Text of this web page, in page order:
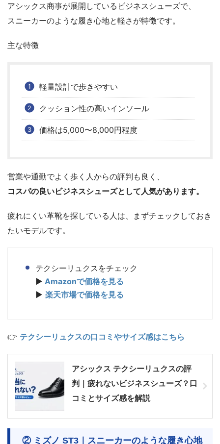
アシックス商事が展開しているビジネスシューズで、
スニーカーのような履き心地と軽さが特徴です。
主な特徴
軽量設計で歩きやすい
クッション性の高いインソール
価格は5,000〜8,000円程度
営業や通勤でよく歩く人からの評判も良く、
コスパの良いビジネスシューズとして人気があります。
疲れにくい革靴を探している人は、まずチェックしておき
たいモデルです。
テクシーリュクスをチェック
▶ Amazonで価格を見る
▶ 楽天市場で価格を見る
👉 テクシーリュクスの口コミやサイズ感はこちら
アシックス テクシーリュクスの評
判｜疲れないビジネスシューズ？口
コミとサイズ感を解説
② ミズノ ST3｜スニーカーのような履き心地